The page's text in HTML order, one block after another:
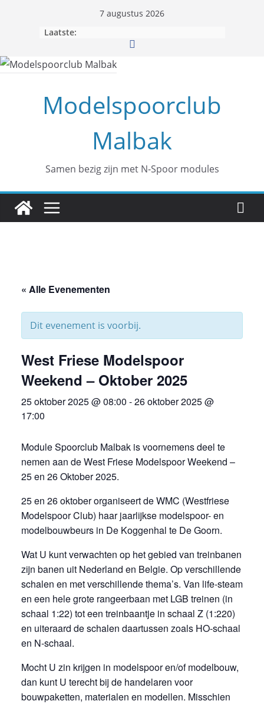
7 augustus 2026
Laatste:
Modelspoorclub
Malbak
Samen bezig zijn met N-Spoor modules
« Alle Evenementen
Dit evenement is voorbij.
West Friese Modelspoor
Weekend – Oktober 2025
25 oktober 2025 @ 08:00 -26 oktober 2025 @
17:00
Module Spoorclub Malbak is voornemens deel te
nemen aan de West Friese Modelspoor Weekend –
25 en 26 Oktober 2025.
25 en 26 oktober organiseert de WMC (Westfriese
Modelspoor Club) haar jaarlijkse modelspoor- en
modelbouwbeurs in De Koggenhal te De Goorn.
Wat U kunt verwachten op het gebied van treinbanen
zijn banen uit Nederland en Belgie. Op verschillende
schalen en met verschillende thema’s. Van life-steam
en een hele grote rangeerbaan met LGB treinen (in
schaal 1:22) tot een treinbaantje in schaal Z (1:220)
en uiteraard de schalen daartussen zoals HO-schaal
en N-schaal.
Mocht U zin krijgen in modelspoor en/of modelbouw,
dan kunt U terecht bij de handelaren voor
bouwpaketten, materialen en modellen. Misschien